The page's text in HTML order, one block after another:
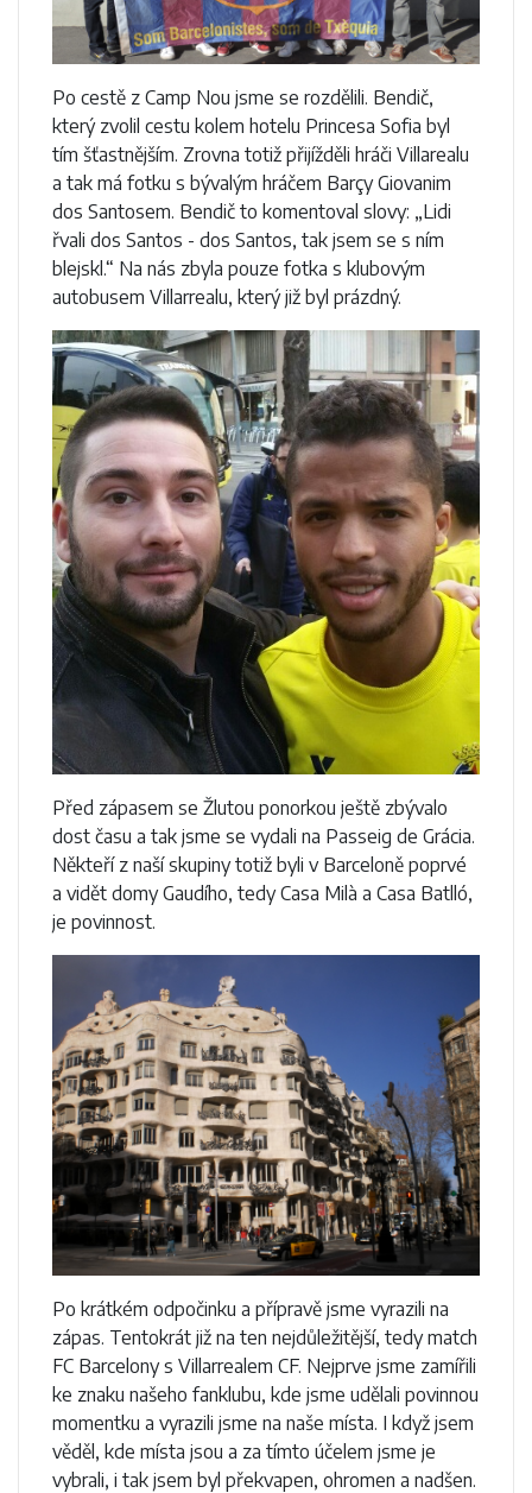
Po cestě z Camp Nou jsme se rozdělili. Bendič,
který zvolil cestu kolem hotelu Princesa Sofia byl
tím šťastnějším. Zrovna totiž přijížděli hráči Villarealu
a tak má fotku s bývalým hráčem Barçy Giovanim
dos Santosem. Bendič to komentoval slovy: „Lidi
řvali dos Santos - dos Santos, tak jsem se s ním
blejskl.“ Na nás zbyla pouze fotka s klubovým
autobusem Villarrealu, který již byl prázdný.
Před zápasem se Žlutou ponorkou ještě zbývalo
dost času a tak jsme se vydali na Passeig de Grácia.
Někteří z naší skupiny totiž byli v Barceloně poprvé
a vidět domy Gaudího, tedy Casa Milà a Casa Batlló,
je povinnost.
Po krátkém odpočinku a přípravě jsme vyrazili na
zápas. Tentokrát již na ten nejdůležitější, tedy match
FC Barcelony s Villarrealem CF. Nejprve jsme zamířili
ke znaku našeho fanklubu, kde jsme udělali povinnou
momentku a vyrazili jsme na naše místa. I když jsem
věděl, kde místa jsou a za tímto účelem jsme je
vybrali, i tak jsem byl překvapen, ohromen a nadšen.